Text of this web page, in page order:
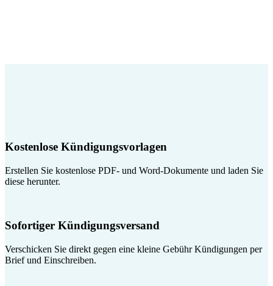
Kostenlose Kündigungsvorlagen
Erstellen Sie kostenlose PDF- und Word-Dokumente und laden Sie
diese herunter.
Sofortiger Kündigungsversand
Verschicken Sie direkt gegen eine kleine Gebühr Kündigungen per
Brief und Einschreiben.